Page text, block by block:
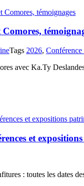
Tags 2026, Conférence
avec Ka.Ty
et
: toutes les dates